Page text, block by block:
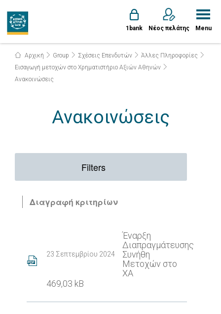
1bank Νέος πελάτης Menu
Αρχική Group Σχέσεις Επενδυτών
Άλλες Πληροφορίες
Εισαγωγή μετοχών στο Χρηματιστήριο Αξιών Αθηνών
Ανακοινώσεις
Ανακοινώσεις
Filters
Διαγραφή κριτηρίων
23 Σεπτεμβρίου 2024
Έναρξη
Διαπραγμάτευσης
Συνήθη
Μετοχών στο
ΧΑ
469,03 kB